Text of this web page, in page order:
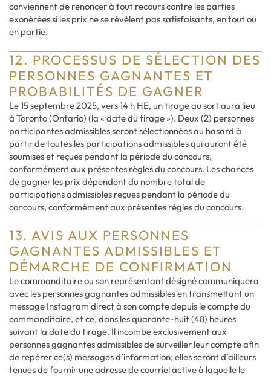
conviennent de renoncer à tout recours contre les parties
exonérées si les prix ne se révèlent pas satisfaisants, en tout ou
en partie.
12. PROCESSUS DE SÉLECTION DES
PERSONNES GAGNANTES ET
PROBABILITÉS DE GAGNER
Le 15 septembre 2025, vers 14 h HE, un tirage au sort aura lieu
à Toronto (Ontario) (la « date du tirage »). Deux (2) personnes
participantes admissibles seront sélectionnées au hasard à
partir de toutes les participations admissibles qui auront été
soumises et reçues pendant la période du concours,
conformément aux présentes règles du concours. Les chances
de gagner les prix dépendent du nombre total de
participations admissibles reçues pendant la période du
concours, conformément aux présentes règles du concours.
13. AVIS AUX PERSONNES
GAGNANTES ADMISSIBLES ET
DÉMARCHE DE CONFIRMATION
Le commanditaire ou son représentant désigné communiquera
avec les personnes gagnantes admissibles en transmettant un
message Instagram direct à son compte depuis le compte du
commanditaire, et ce, dans les quarante-huit (48) heures
suivant la date du tirage. Il incombe exclusivement aux
personnes gagnantes admissibles de surveiller leur compte afin
de repérer ce(s) messages d’information; elles seront d’ailleurs
tenues de fournir une adresse de courriel active à laquelle le